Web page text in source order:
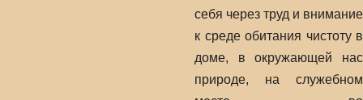
себя через труд и внимание
к среде обитания чистоту в
доме, в окружающей нас
природе, на служебном